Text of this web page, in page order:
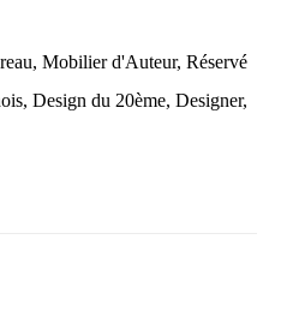
, Mobilier d'Auteur, Réservé
, Design du 20ème, Designer,